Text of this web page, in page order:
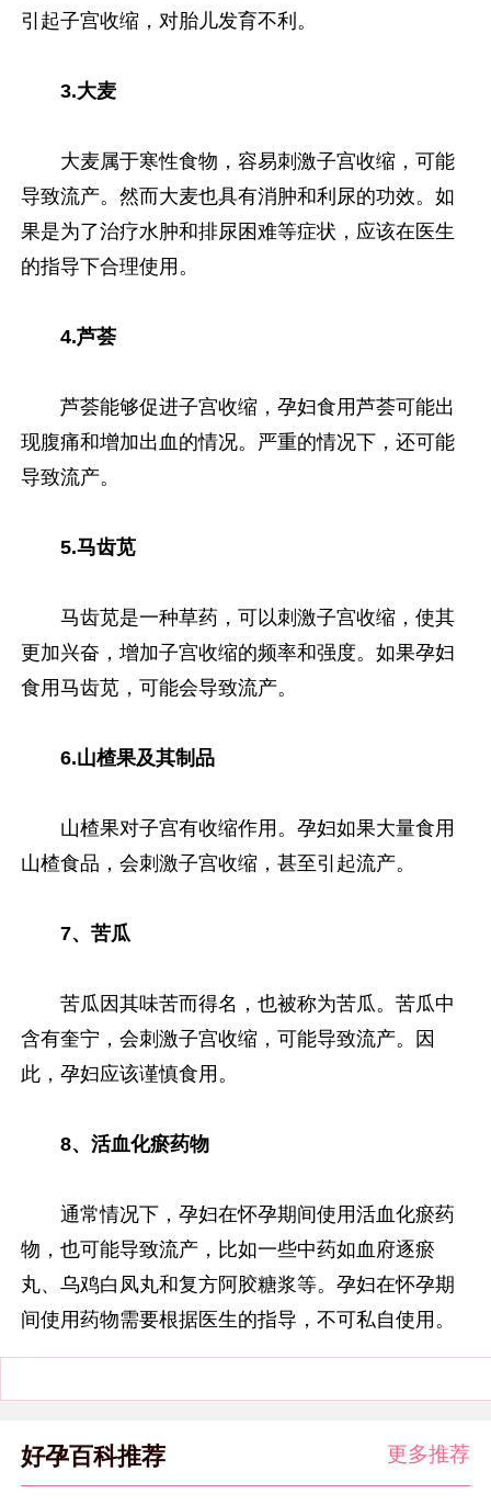
引起子宫收缩，对胎儿发育不利。
3.大麦
大麦属于寒性食物，容易刺激子宫收缩，可能
导致流产。然而大麦也具有消肿和利尿的功效。如
果是为了治疗水肿和排尿困难等症状，应该在医生
的指导下合理使用。
4.芦荟
芦荟能够促进子宫收缩，孕妇食用芦荟可能出
现腹痛和增加出血的情况。严重的情况下，还可能
导致流产。
5.马齿苋
马齿苋是一种草药，可以刺激子宫收缩，使其
更加兴奋，增加子宫收缩的频率和强度。如果孕妇
食用马齿苋，可能会导致流产。
6.山楂果及其制品
山楂果对子宫有收缩作用。孕妇如果大量食用
山楂食品，会刺激子宫收缩，甚至引起流产。
7、苦瓜
苦瓜因其味苦而得名，也被称为苦瓜。苦瓜中
含有奎宁，会刺激子宫收缩，可能导致流产。因
此，孕妇应该谨慎食用。
8、活血化瘀药物
通常情况下，孕妇在怀孕期间使用活血化瘀药
物，也可能导致流产，比如一些中药如血府逐瘀
丸、乌鸡白凤丸和复方阿胶糖浆等。孕妇在怀孕期
间使用药物需要根据医生的指导，不可私自使用。
好孕百科推荐 更多推荐